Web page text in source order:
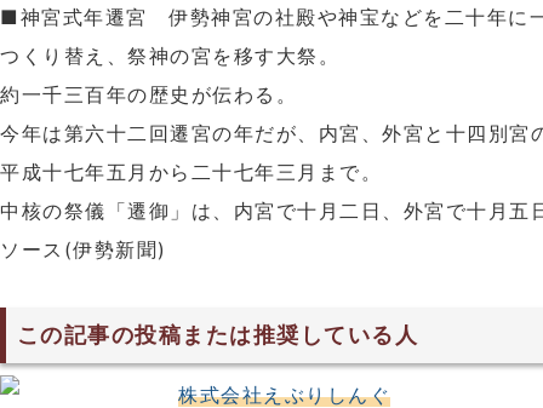
■神宮式年遷宮 伊勢神宮の社殿や神宝などを二十年に
つくり替え、祭神の宮を移す大祭。
約一千三百年の歴史が伝わる。
今年は第六十二回遷宮の年だが、内宮、外宮と十四別宮
平成十七年五月から二十七年三月まで。
中核の祭儀「遷御」は、内宮で十月二日、外宮で十月五
ソース(伊勢新聞)
この記事の投稿または推奨している人
株式会社えぶりしんぐ